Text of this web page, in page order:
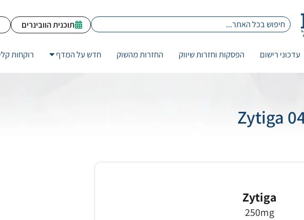
תוכנית הוובינרים
עדכוני רישום הפסקות וחזרות שיווק החזרות מהשוק חדש על המדף רוקחות
Zytiga
250mg